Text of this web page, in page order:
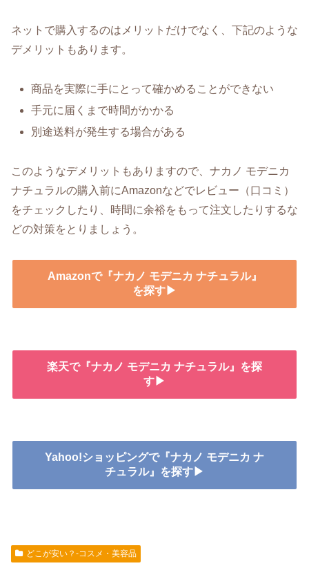
ネットで購入するのはメリットだけでなく、下記のような
デメリットもあります。
商品を実際に手にとって確かめることができない
手元に届くまで時間がかかる
別途送料が発生する場合がある
このようなデメリットもありますので、ナカノ モデニカ
ナチュラルの購入前にAmazonなどでレビュー（口コミ）
をチェックしたり、時間に余裕をもって注文したりするな
どの対策をとりましょう。
Amazonで『ナカノ モデニカ ナチュラル』
を探す▶
楽天で『ナカノ モデニカ ナチュラル』を探
す▶
Yahoo!ショッピングで『ナカノ モデニカ ナ
チュラル』を探す▶
どこが安い？-コスメ・美容品